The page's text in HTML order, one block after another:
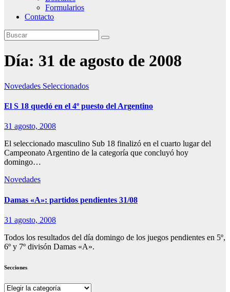
Formularios
Contacto
Día: 31 de agosto de 2008
Novedades Seleccionados
El S 18 quedó en el 4º puesto del Argentino
31 agosto, 2008
El seleccionado masculino Sub 18 finalizó en el cuarto lugar del
Campeonato Argentino de la categoría que concluyó hoy
domingo…
Novedades
Damas «A»: partidos pendientes 31/08
31 agosto, 2008
Todos los resultados del día domingo de los juegos pendientes en 5º,
6º y 7º divisón Damas «A».
Secciones
Secciones